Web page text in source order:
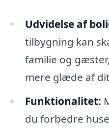
Udvidelse af
tilbygning kan
familie og
mere glæde af
Funktionalitet:
du forbedre